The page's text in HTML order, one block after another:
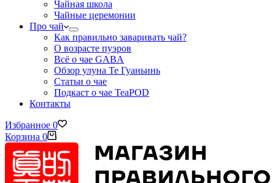
Чайная школа
Чайные церемонии
Про чай
Как правильно заваривать чай?
О возрасте пуэров
Всё о чае GABA
Обзор улуна Те Гуаньинь
Статьи о чае
Подкаст о чае TeaPOD
Контакты
Избранное 0
Корзина 0